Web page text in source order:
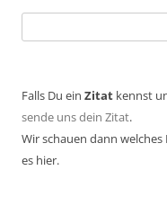
nach:
Falls Du ein Zitat kennst
sende uns dein Zitat.
Wir schauen dann
es hier.